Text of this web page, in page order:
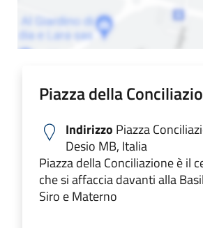
Piazza della
Indirizzo Piazza
Desio MB, Italia
Piazza della Conciliazione è il
che si affaccia davanti alla
Siro e Materno